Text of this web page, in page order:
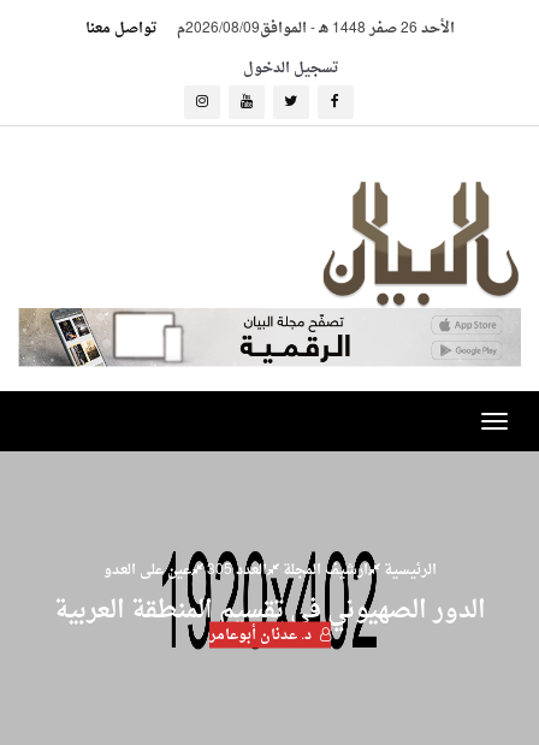
الأحد 26 صفر 1448 هـ -الموافق2026/08/09م
تواصل معنا
تسجيل الدخول
Toggle
navigation
الرئيسية ارشيف المجلة العدد 305 عين على العدو
الدور الصهيوني في تقسيم المنطقة العربية
د. عدنان أبوعامر